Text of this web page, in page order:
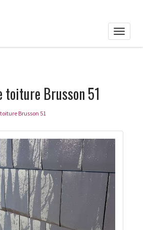
Toggle
toiture Brusson 51
Brusson 51